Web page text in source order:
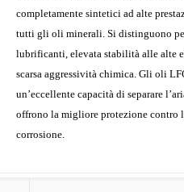
completamente sintetici ad alte
tutti gli oli minerali. Si distinguono
lubrificanti, elevata stabilità alle alte e
scarsa aggressività chimica. Gli oli
un’eccellente capacità di separare
offrono la migliore protezione contro
corrosione.